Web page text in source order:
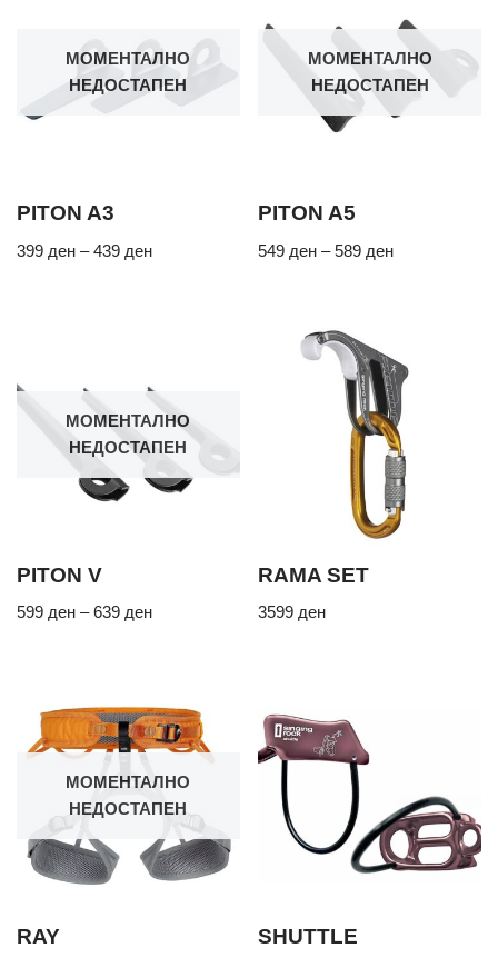
МОМЕНТАЛНО
НЕДОСТАПЕН
PITON A3
399 ден – 439 ден
МОМЕНТАЛНО
НЕДОСТАПЕН
PITON A5
549 ден – 589 ден
МОМЕНТАЛНО
НЕДОСТАПЕН
PITON V
599 ден – 639 ден
RAMA SET
3599 ден
МОМЕНТАЛНО
НЕДОСТАПЕН
RAY SHUTTLE